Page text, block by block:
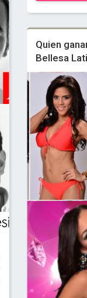
Quien
Bellesa